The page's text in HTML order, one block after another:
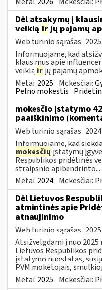
Dėl atsakymų į
veiklą irjų pajamų
Web turinio sąrašas
Informuojame, kad
klausimus apie
veiklą ir jų pajamų
Metai: 2025 Mokesčiai:
Pelno mokestis
mokesčio įstatymo
paaiškinimo
Web turinio sąrašas
Informuojame, kad
mokesčių įstatymų
Respublikos pridėtinės
straipsnio apibendrinto...
Metai: 2024 Mokesčiai:
Dėl Lietuvos
atmintinės apie
atnaujinimo
Web turinio sąrašas
Atsižvelgdami į nuo 2025
Lietuvos Respublikos
įstatymo nuostatas,
PVM mokėtojais,
Metai: 2025 Mokesčiai: